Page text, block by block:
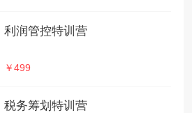
利润管控特训营
￥499
税务筹划特训营